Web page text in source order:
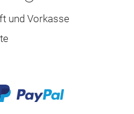
und Vorkasse